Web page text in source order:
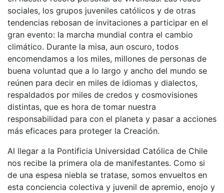
sociales, los grupos juveniles católicos y de otras
tendencias rebosan de invitaciones a participar en el
gran evento: la marcha mundial contra el cambio
climático. Durante la misa, aun oscuro, todos
encomendamos a los miles, millones de personas de
buena voluntad que a lo largo y ancho del mundo se
reúnen para decir en miles de idiomas y dialectos,
respaldados por miles de credos y cosmovisiones
distintas, que es hora de tomar nuestra
responsabilidad para con el planeta y pasar a acciones
más eficaces para proteger la Creación.
Al llegar a la Pontificia Universidad Católica de Chile
nos recibe la primera ola de manifestantes. Como si
de una espesa niebla se tratase, somos envueltos en
esta conciencia colectiva y juvenil de apremio, enojo y